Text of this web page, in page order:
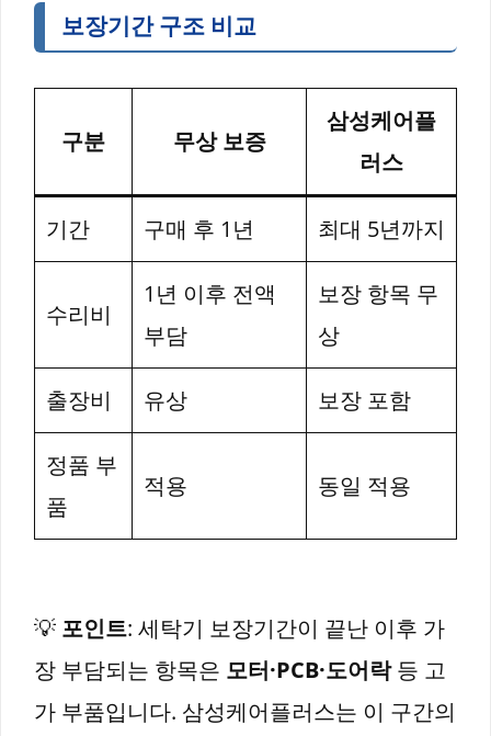
보장기간 구조 비교
구분 무상 보증
삼성케어플
러스
기간 구매 후 1년 최대 5년까지
수리비
1년 이후 전액
부담
보장 항목 무
상
출장비 유상 보장 포함
정품 부
품
적용 동일 적용
💡 포인트: 세탁기 보장기간이 끝난 이후 가
장 부담되는 항목은 모터·PCB·도어락등 고
가 부품입니다. 삼성케어플러스는 이 구간의